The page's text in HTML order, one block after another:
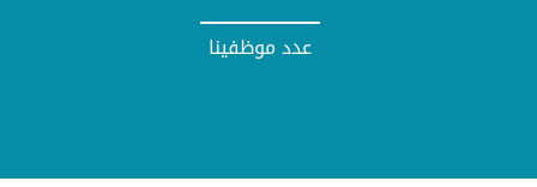
عدد موظفينا